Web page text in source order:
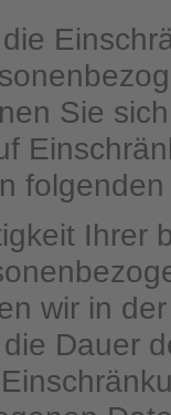
Sie
Ihrer
wir in
Dauer